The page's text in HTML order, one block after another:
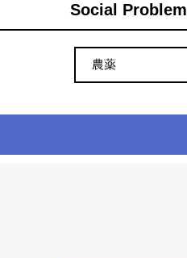
Social Problem